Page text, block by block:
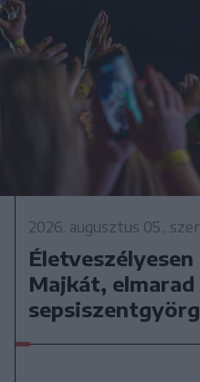
2026. augusztus 05.,
Majkát, elmarad